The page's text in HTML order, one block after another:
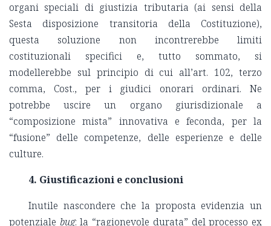
organi speciali di giustizia tributaria (ai sensi della
Sesta disposizione transitoria della Costituzione),
questa soluzione non incontrerebbe limiti
costituzionali specifici e, tutto sommato, si
modellerebbe sul principio di cui all’art. 102, terzo
comma, Cost., per i giudici onorari ordinari. Ne
potrebbe uscire un organo giurisdizionale a
“composizione mista” innovativa e feconda, per la
“fusione” delle competenze, delle esperienze e delle
culture.
4. Giustificazioni e conclusioni
Inutile nascondere che la proposta evidenzia un
potenziale bug: la “ragionevole durata” del processo ex